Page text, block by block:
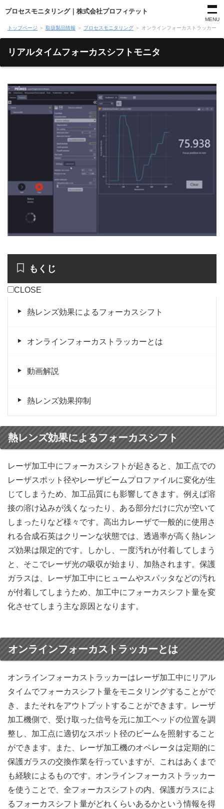
プロセスモニタリング｜株式会社プロフィテット
MENU
トップページ ＞ 取扱製品情報 ＞ プロセスモニタリング ＞ オンラインフォーカストラッカー
リアルタイムフォーカスシフトモニタ
もくじ
CLOSE
熱レンズ効果によるフォーカスシフト
オンラインフォーカストラッカーとは
動画解説
熱レンズ効果抑制
熱レンズ効果によるフォーカスシフト
レーザ加工中にフォーカスシフトが起きると、加工点での
レーザスポット径やレーザビームプロファイルに変化が生
じてしまうため、加工品質にも影響してきます。例えば溶
接の溶け込みが浅くなったり、ある部分だけに穴が空いて
しまったりなど様々です。高出力レーザで一般的に使用さ
れる合成石英はクリーンな状態では、透過率が高く熱レン
ズ効果は限定的です。しかし、一度汚れが付着してしまう
と、そこでレーザ光の吸収が始まり、加熱されます。保護
ガラスは、レーザ加工中にヒュームやスパッタなどの汚れ
が付着してしまうため、加工中にフォーカスシフト量を変
化させてしまう主な原因となります。
オンラインフォーカストラッカーとは
オンラインフォーカストラッカーはレーザ加工中にリアル
タイムでフォーカスシフト量をモニタリングすることがで
き、またそれをアウトプットすることができます。レーザ
加工機側で、受け取った信号を元に加工ヘッドの位置を調
整し、加工点に適切なスポット径のビームを照射すること
ができます。また、レーザ加工機のオペレータは定期的に
保護ガラスの交換作業を行っていますが、これはあくまで
も経験によるものです。オンラインフォーカストラッカー
を使うことで、全フォーカスシフトの内、保護ガラスによ
るフォーカスシフト量がどれくらいあるかという情報を得